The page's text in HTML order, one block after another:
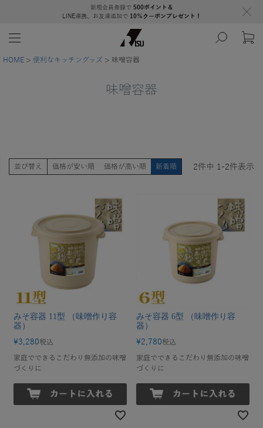
新規会員登録で 500ポイント＆
LINE連携、お友達追加で 10％クーポンプレゼント！
HOME 便利なキッチングッズ 味噌容器
味噌容器
並び替え 価格が安い順 価格が高い順 新着順 2件中 1 -2件表示
みそ容器 11型 （味噌作り容
器）
¥3,280税込
家庭でできるこだわり無添加の味噌
づくりに
みそ容器 6型 （味噌作り容
器）
¥2,780税込
家庭でできるこだわり無添加の味噌
づくりに